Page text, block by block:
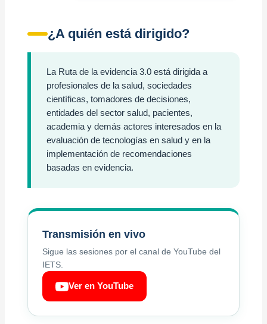
¿A quién está dirigido?
La Ruta de la evidencia 3.0 está dirigida a
profesionales de la salud, sociedades
científicas, tomadores de decisiones,
entidades del sector salud, pacientes,
academia y demás actores interesados en la
evaluación de tecnologías en salud y en la
implementación de recomendaciones
basadas en evidencia.
Transmisión en vivo
Sigue las sesiones por el canal de YouTube del
IETS.
Ver en YouTube